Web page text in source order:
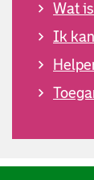
Wat
Ik